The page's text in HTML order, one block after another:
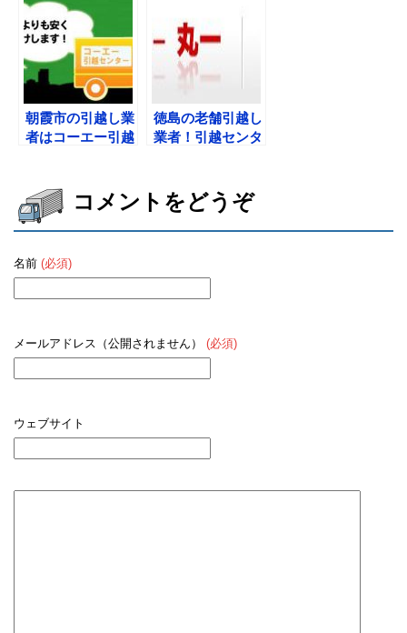
ミまとめ
ック
朝霞市の引越し業
者はコーエー引越
と評判
徳島の老舗引越し
業者！引越センタ
コメントをどうぞ
名前 (必須)
メールアドレス（公開されません） (必須)
ウェブサイト